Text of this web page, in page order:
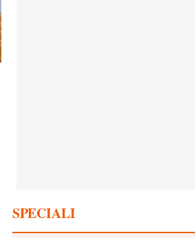
SPECIALI